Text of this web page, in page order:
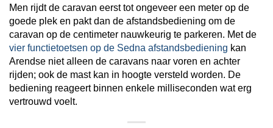
Men rijdt de caravan eerst tot ongeveer een meter op de
goede plek en pakt dan de afstandsbediening om de
caravan op de centimeter nauwkeurig te parkeren. Met de
vier functietoetsen op de Sedna afstandsbediening kan
Arendse niet alleen de caravans naar voren en achter
rijden; ook de mast kan in hoogte versteld worden. De
bediening reageert binnen enkele milliseconden wat erg
vertrouwd voelt.